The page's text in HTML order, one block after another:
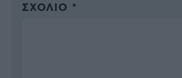
ΣΧΌΛΙΟ *